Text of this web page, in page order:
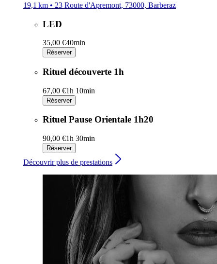
19,1 km • 23 Route d'Apremont, 73000, Barberaz
LED
35,00 €40min
Réserver
Rituel découverte 1h
67,00 €1h 10min
Réserver
Rituel Pause Orientale 1h20
90,00 €1h 30min
Réserver
Découvrir plus de prestations